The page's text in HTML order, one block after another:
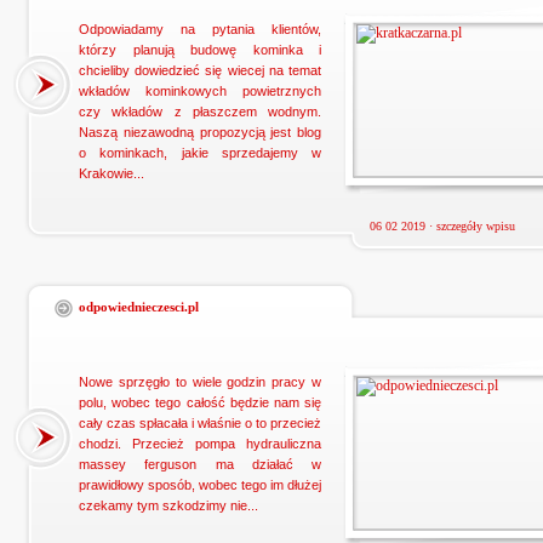
Odpowiadamy na pytania klientów,
którzy planują budowę kominka i
chcieliby dowiedzieć się wiecej na temat
wkładów kominkowych powietrznych
czy wkładów z płaszczem wodnym.
Naszą niezawodną propozycją jest blog
o kominkach, jakie sprzedajemy w
Krakowie...
06 02 2019 · szczegóły wpisu
odpowiednieczesci.pl
Nowe sprzęgło to wiele godzin pracy w
polu, wobec tego całość będzie nam się
cały czas spłacała i właśnie o to przecież
chodzi. Przecież pompa hydrauliczna
massey ferguson ma działać w
prawidłowy sposób, wobec tego im dłużej
czekamy tym szkodzimy nie...